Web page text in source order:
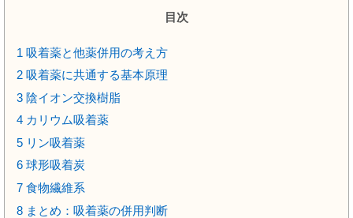
目次
1 吸着薬と他薬併用の考え方
2 吸着薬に共通する基本原理
3 陰イオン交換樹脂
4 カリウム吸着薬
5 リン吸着薬
6 球形吸着炭
7 食物繊維系
8 まとめ：吸着薬の併用判断